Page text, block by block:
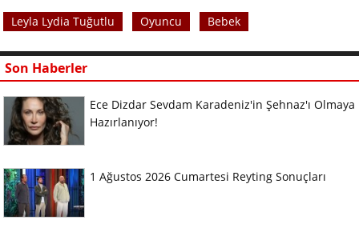
Leyla Lydia Tuğutlu Oyuncu Bebek
Son Haberler
Ece Dizdar Sevdam Karadeniz'in Şehnaz'ı Olmaya
Hazırlanıyor!
1 Ağustos 2026 Cumartesi Reyting Sonuçları